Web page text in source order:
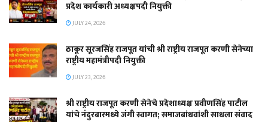
प्रदेश कार्यकारी अध्यक्षपदी नियुक्ती
JULY 24, 2026
ठाकूर सूरजसिंह राजपूत यांची श्री राष्ट्रीय राजपूत करणी सेनेच्या
राष्ट्रीय महामंत्रीपदी नियुक्ती
JULY 23, 2026
श्री राष्ट्रीय राजपूत करणी सेनेचे प्रदेशाध्यक्ष प्रवीणसिंह पाटील
यांचे नंदुरबारमध्ये जंगी स्वागत; समाजबांधवांशी साधला संवाद